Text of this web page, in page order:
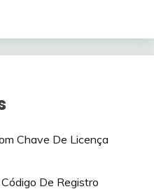
Chave De Licença
De Registro